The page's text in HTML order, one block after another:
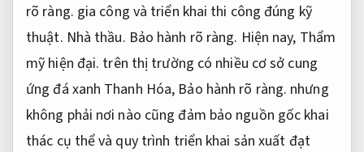
rõ ràng. gia công và triển khai thi công đúng kỹ
thuật. Nhà thầu. Bảo hành rõ ràng. Hiện nay, Thẩm
mỹ hiện đại. trên thị trường có nhiều cơ sở cung
ứng đá xanh Thanh Hóa, Bảo hành rõ ràng. nhưng
không phải nơi nào cũng đảm bảo nguồn gốc khai
thác cụ thể và quy trình triển khai sản xuất đạt